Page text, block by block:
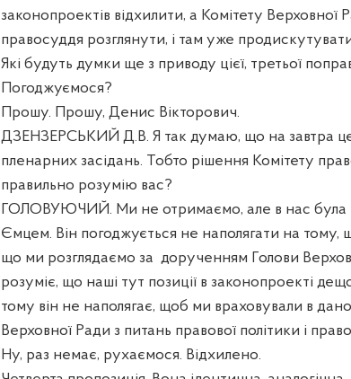
законопроектів відхилити, а Комітету Верховної
правосуддя розглянути, і там уже
Які будуть думки ще з приводу цієї, третьої
Погоджуємося?
Прошу. Прошу, Денис Вікторович.
ДЗЕНЗЕРСЬКИЙ Д.В. Я так думаю, що на завтра
пленарних засідань. Тобто рішення Комітету
правильно розумію вас?
ГОЛОВУЮЧИЙ. Ми не отримаємо, але в нас була
Ємцем. Він погоджується не наполягати на
що ми розглядаємо за дорученням Голови
розуміє, що наші тут позиції в законопроекті
тому він не наполягає, щоб ми враховували в
Верховної Ради з питань правової політики і
Ну, раз немає, рухаємося. Відхилено.